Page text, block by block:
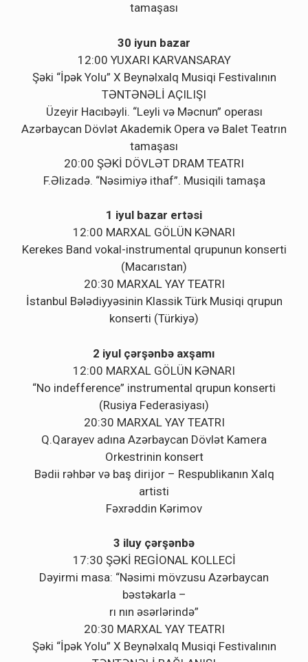
tamaşası
30 iyun bazar
12:00 YUXARI KARVANSARAY
Şəki “İpək Yolu” X Beynəlxalq Musiqi Festivalının
TƏNTƏNƏLİ AÇILIŞI
Üzeyir Hacıbəyli. “Leyli və Məcnun” operası
Azərbaycan Dövlət Akademik Opera və Balet Teatrın
tamaşası
20:00 ŞƏKİ DÖVLƏT DRAM TEATRI
F.Əlizadə. “Nəsimiyə ithaf”. Musiqili tamaşa
1 iyul bazar ertəsi
12:00 MARXAL GÖLÜN KƏNARI
Kerekes Band vokal-instrumental qrupunun konserti
(Macarıstan)
20:30 MARXAL YAY TEATRI
İstanbul Bələdiyyəsinin Klassik Türk Musiqi qrupun
konserti (Türkiyə)
2 iyul çərşənbə axşamı
12:00 MARXAL GÖLÜN KƏNARI
“No indefference” instrumental qrupun konserti
(Rusiya Federasiyası)
20:30 MARXAL YAY TEATRI
Q.Qarayev adına Azərbaycan Dövlət Kamera
Orkestrinin konsert
Bədii rəhbər və baş dirijor – Respublikanın Xalq
artisti
Fəxrəddin Kərimov
3 iluy çərşənbə
17:30 ŞƏKİ REGİONAL KOLLECİ
Dəyirmi masa: “Nəsimi mövzusu Azərbaycan
bəstəkarla –
rı nın əsərlərində”
20:30 MARXAL YAY TEATRI
Şəki “İpək Yolu” X Beynəlxalq Musiqi Festivalının